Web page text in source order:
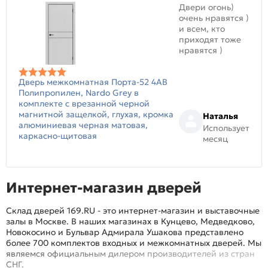
Дверь межкомнатная Порта-52 4AB
Полипропилен, Nardo Grey в
комплекте с врезанной черной
магнитной защелкой, глухая, кромка
алюминиевая черная матовая,
каркасно-щитовая
Двери огонь)
очень нравятся )
и всем, кто
приходят тоже
нравятся )
Наталья
Использует
месяц
Интернет-магазин дверей
Склад дверей 169.RU - это интернет-магазин и выставочные
залы в Москве. В наших магазинах в Кунцево, Медведково,
Новокосино и Бульвар Адмирала Ушакова представлено
более 700 комплектов входных и межкомнатных дверей. Мы
являемся официальным дилером производителей из стран
СНГ.